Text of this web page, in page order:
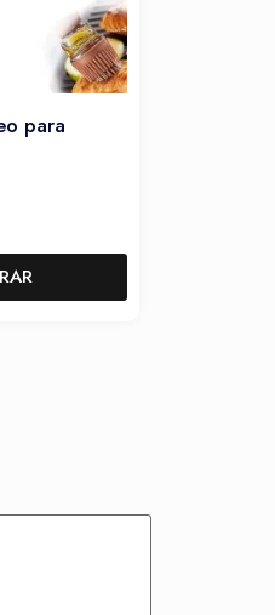
Alimentos a Vácuo –